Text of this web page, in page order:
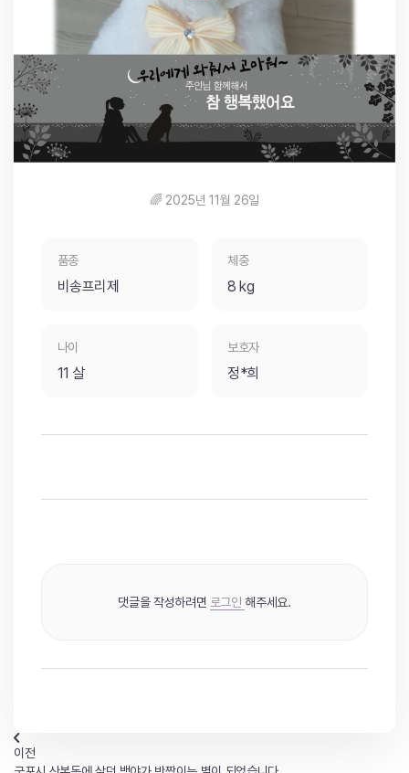
🌈 2025년 11월 26일
품종
비송프리제
체중
8 kg
나이
11 살
보호자
정*희
댓글을 작성하려면 로그인 해주세요.
이전